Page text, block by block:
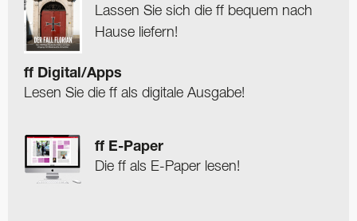
Lassen Sie sich die ff bequem nach
Hause liefern!
ff Digital/Apps
Lesen Sie die ff als digitale Ausgabe!
ff E-Paper
Die ff als E-Paper lesen!